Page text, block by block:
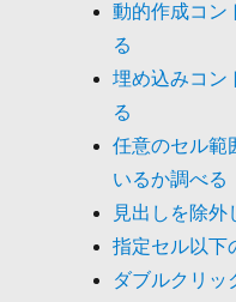
動的作成コン
る
埋め込みコン
る
任意のセル範
いるか調べる
見出しを除外
指定セル以下
ダブルクリッ